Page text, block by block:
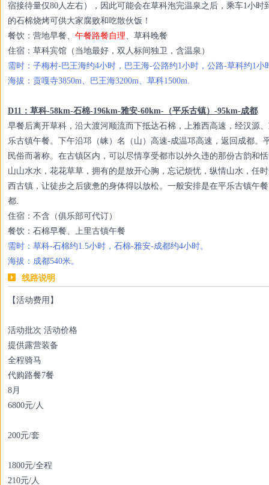
宿接待量仅80人左右），因此可能会在草科泡完温泉之后，乘车1小
的石棉烧烤可供大家腐败和吃散伙饭！
餐饮：营地早餐、 午餐路餐自理、草科晚餐
住宿：草科宾馆（当地最好，双人标间独卫，含温泉）
需时：子梅村-巴王海约4小时，巴王海-公路约1小时，公路-草科约1小
海拔：贡嘎寺3850m、巴王海3200m、草科1500m.
D11：草科-58km-石棉-196km-雅安-60km-（平乐古镇）-95km-成都
早餐后离开草科，沿大渡河顺流而下抵达石棉，上雅西高速，经汉源
乐古镇午餐。下午沿邛（崃）名（山）高速-成温邛高速，返回成都。
民俗而著称。在古镇区内，可以尽情享受都市以外久违的那份古韵和
山山水水，花花草草，拥有的是放开心胸，忘记烦忧，纵情山水，任
西古镇，让徒步之后疲惫的身体得以放松。一般安排是在平乐古镇午
都.
住宿：不含（俱乐部可代订）
餐饮：石棉早餐、上里古镇午餐
需时：草科-石棉约1.5小时，石棉-雅安-成都约4小时。
海拔：成都540米。
线路说明
【活动费用】
活动批次 活动价格
提供露营装备
全程骑马
代购路餐7餐
8月
6800元/人
200元/套
1800元/全程
210元/人